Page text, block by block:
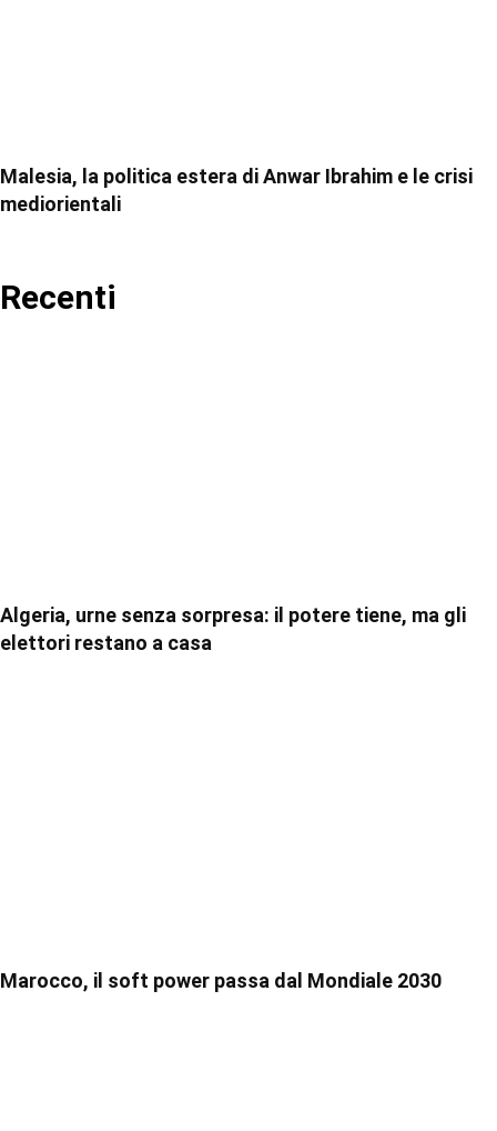
Malesia, la politica estera di Anwar Ibrahim e le crisi
mediorientali
Recenti
Algeria, urne senza sorpresa: il potere tiene, ma gli
elettori restano a casa
Marocco, il soft power passa dal Mondiale 2030